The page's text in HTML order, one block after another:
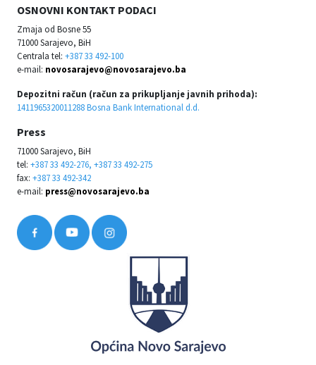
OSNOVNI KONTAKT PODACI
Zmaja od Bosne 55
71000 Sarajevo, BiH
Centrala tel: +387 33 492-100
e-mail: novosarajevo@novosarajevo.ba
Depozitni račun (račun za prikupljanje javnih prihoda):
1411965320011288 Bosna Bank International d.d.
Press
71000 Sarajevo, BiH
tel: +387 33 492-276, +387 33 492-275
fax: +387 33 492-342
e-mail: press@novosarajevo.ba